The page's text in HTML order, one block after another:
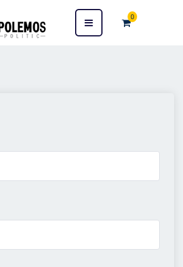
0